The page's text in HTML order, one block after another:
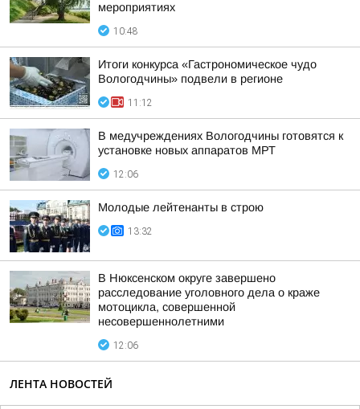
мероприятиях
10:48
Итоги конкурса «Гастрономическое чудо
Вологодчины» подвели в регионе
11:12
В медучреждениях Вологодчины готовятся к
установке новых аппаратов МРТ
12:06
Молодые лейтенанты в строю
13:32
В Нюксенском округе завершено
расследование уголовного дела о краже
мотоцикла, совершенной
несовершеннолетними
12:06
ЛЕНТА НОВОСТЕЙ